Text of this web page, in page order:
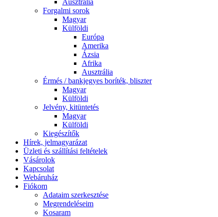
Ausztrália
Forgalmi sorok
Magyar
Külföldi
Európa
Amerika
Ázsia
Afrika
Ausztrália
Érmés / bankjegyes boríték, bliszter
Magyar
Külföldi
Jelvény, kitüntetés
Magyar
Külföldi
Kiegészítők
Hírek, jelmagyarázat
Üzleti és szállítási feltételek
Vásárolok
Kapcsolat
Webáruház
Fiókom
Adataim szerkesztése
Megrendeléseim
Kosaram